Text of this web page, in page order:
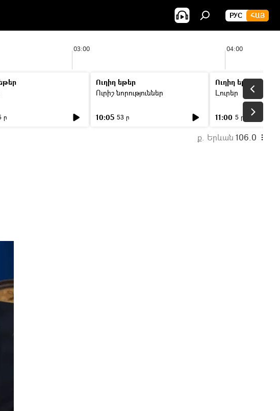
РУС ՀԱՅ
03:00 04:00
ր
Ուղիղ եթեր
Ուրիշ նորություններ
10:05 53 ր
Ուղիղ եթեր
Լուրեր
11:00 5 ր
ք. Երևան 106.0